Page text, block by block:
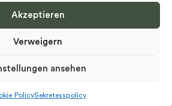
Akzeptieren
Verweigern
ansehen
PolicySekretesspolicy
Select country
Bestimmungen
Nordic Spectra Alle Rechte vorbehalten